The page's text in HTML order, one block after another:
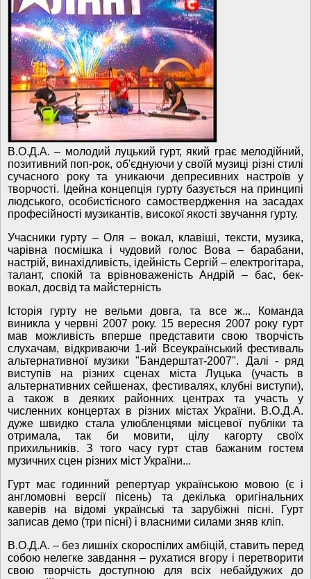
В.О.Д.А. – молодий луцький гурт, який грає мелодійний,
позитивний поп-рок, об'єднуючи у своїй музиці різні стилі
сучасного року та уникаючи депресивних настроїв у
творчості. Ідейна концепція гурту базується на принципі
людського, особистісного самоствердження на засадах
професійності музикантів, високої якості звучання гурту.
Учасники гурту – Оля – вокал, клавіші, тексти, музика,
чарівна посмішка і чудовий голос Вова – барабани,
настрій, винахідливість, ідейність Сергій – електрогітара,
талант, спокій та врівноваженість Андрій – бас, бек-
вокал, досвід та майстерність
Історія гурту не вельми довга, та все ж... Команда
виникла у червні 2007 року. 15 вересня 2007 року гурт
мав можливість вперше представити свою творчість
слухачам, відкриваючи 1-ий Всеукраїнський фестиваль
альтернативної музики "Бандерштат-2007". Далі - ряд
виступів на різних сценах міста Луцька (участь в
альтернативних сейшенах, фестивалях, клубні виступи),
а також в деяких районних центрах та участь у
численних концертах в різних містах України. В.О.Д.А.
дуже швидко стала улюбленцями місцевої публіки та
отримала, так би мовити, цілу кагорту своїх
прихильників. З того часу гурт став бажаним гостем
музичних сцен різних міст України...
Гурт має годинний репертуар українською мовою (є і
англомовні версії пісень) та декілька оригінальних
каверів на відомі українські та зарубіжні пісні. Гурт
записав демо (три пісні) і власними силами зняв кліп.
В.О.Д.А. – без лишніх скороспілих амбіцій, ставить перед
собою нелегке завдання – рухатися вгору і перетворити
свою творчість доступною для всіх небайдужих до